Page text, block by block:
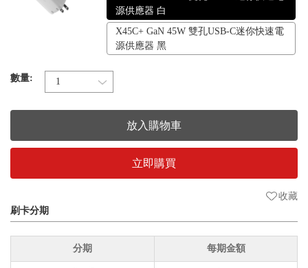
源供應器 白
X45C+ GaN 45W 雙孔USB-C迷你快速電
源供應器 黑
數量:
放入購物車
立即購買
收藏
刷卡分期
分期 每期金額